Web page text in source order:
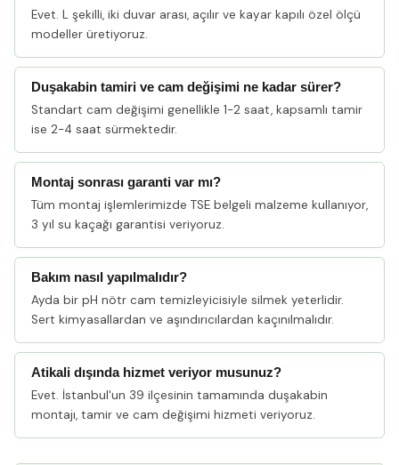
Evet. L şekilli, iki duvar arası, açılır ve kayar kapılı özel ölçü
modeller üretiyoruz.
Duşakabin tamiri ve cam değişimi ne kadar sürer?
Standart cam değişimi genellikle 1-2 saat, kapsamlı tamir
ise 2-4 saat sürmektedir.
Montaj sonrası garanti var mı?
Tüm montaj işlemlerimizde TSE belgeli malzeme kullanıyor,
3 yıl su kaçağı garantisi veriyoruz.
Bakım nasıl yapılmalıdır?
Ayda bir pH nötr cam temizleyicisiyle silmek yeterlidir.
Sert kimyasallardan ve aşındırıcılardan kaçınılmalıdır.
Atikali dışında hizmet veriyor musunuz?
Evet. İstanbul'un 39 ilçesinin tamamında duşakabin
montajı, tamir ve cam değişimi hizmeti veriyoruz.